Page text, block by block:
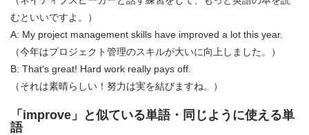
むといいですよ。）
A: My project management skills have improved a lot this year.
（今年はプロジェクト管理のスキルが大いに向上しました。）
B: That's great! Hard work really pays off.
（それは素晴らしい！努力は実を結びますね。）
「improve」と似ている単語・同じように使える単
語